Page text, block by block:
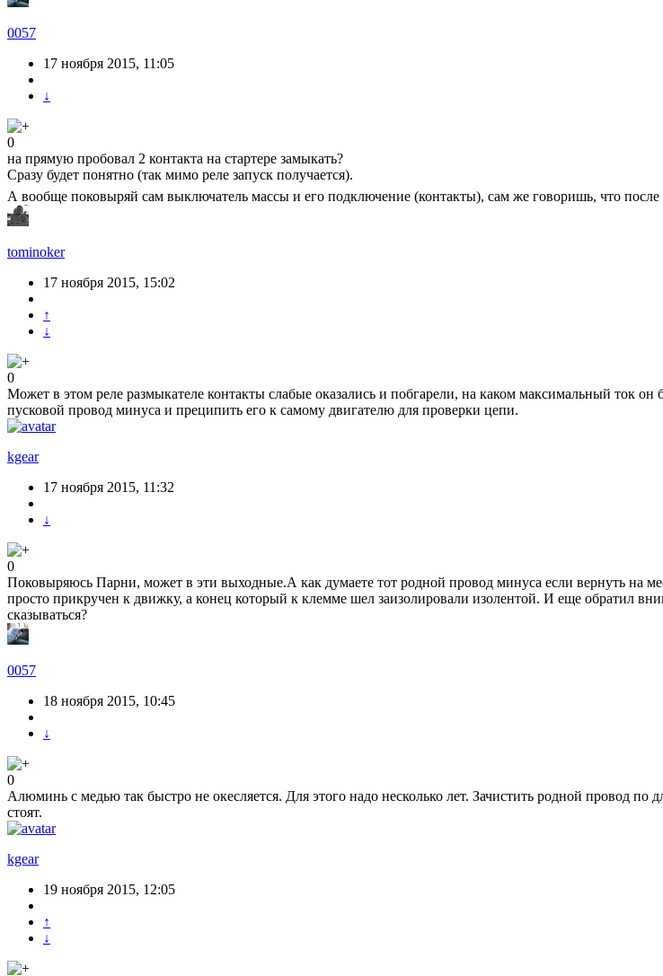
0057
17 ноября 2015, 11:05
↓
0
на прямую пробовал 2 контакта на стартере замыкать?
Сразу будет понятно (так мимо реле запуск получается).
А вообще поковыряй сам выключатель массы и его подключение (контакты), сам же говоришь, что
tominoker
17 ноября 2015, 15:02
↑
↓
0
Может в этом реле размыкателе контакты слабые оказались и побгарели, на каком максимальный ток
пусковой провод минуса и преципить его к самому двигателю для проверки цепи.
kgear
17 ноября 2015, 11:32
↓
0
Поковыряюсь Парни, может в эти выходные.А как думаете тот родной провод минуса если вернуть на
просто прикручен к движку, а конец который к клемме шел заизолировали изолентой. И еще обратил
сказываться?
0057
18 ноября 2015, 10:45
↓
0
Алюминь с медью так быстро не окесляется. Для этого надо несколько лет. Зачистить родной провод
стоят.
kgear
19 ноября 2015, 12:05
↑
↓